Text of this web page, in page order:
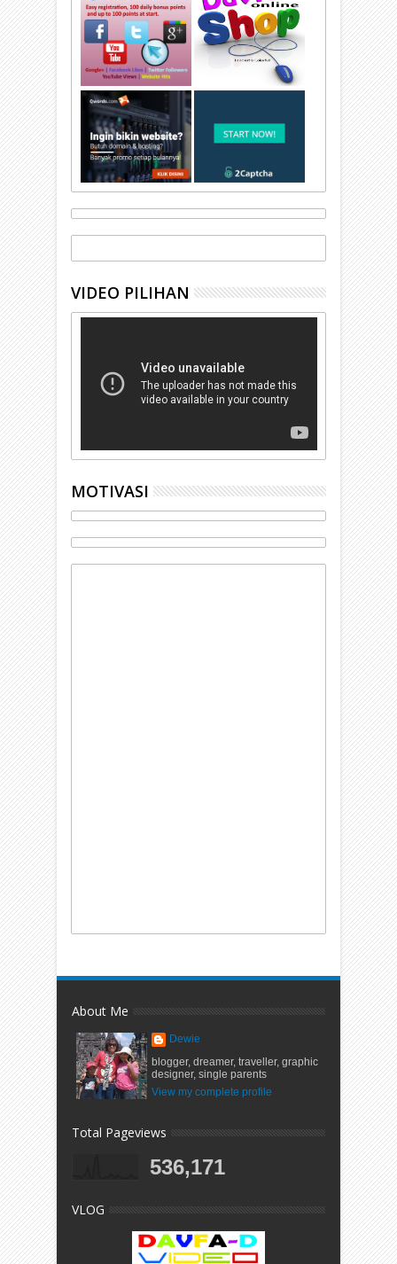
VIDEO PILIHAN
MOTIVASI
About Me
Dewie
blogger, dreamer, traveller, graphic
designer, single parents
View my complete profile
Total Pageviews
536,171
VLOG